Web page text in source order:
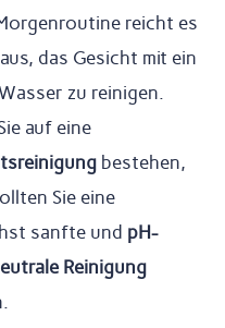
reicht es
das Gesicht mit ein
zu reinigen.
auf eine
bestehen,
Sie eine
sanfte und pH-
Reinigung